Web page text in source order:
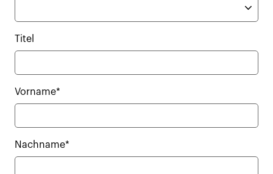
Titel
Vorname*
Nachname*